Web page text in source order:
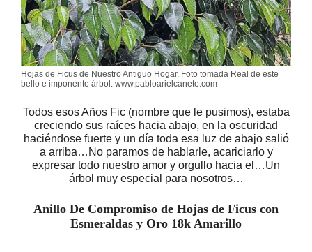
Hojas de Ficus de Nuestro Antiguo Hogar. Foto tomada Real de este
bello e imponente árbol. www.pabloarielcanete.com
Todos esos Años Fic (nombre que le pusimos), estaba
creciendo sus raíces hacia abajo, en la oscuridad
haciéndose fuerte y un día toda esa luz de abajo salió
a arriba…No paramos de hablarle, acariciarlo y
expresar todo nuestro amor y orgullo hacia el…Un
árbol muy especial para nosotros…
Anillo De Compromiso de Hojas de Ficus con
Esmeraldas y Oro 18k Amarillo